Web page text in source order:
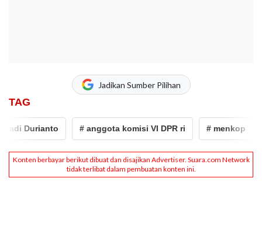
Jadikan Sumber Pilihan
TAG
Durianto # anggota komisi VI DPR ri # menkop